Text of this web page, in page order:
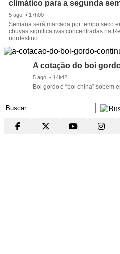
climático para a segunda
5 ago. • 17h00
Semana será marcada por tempo seco
chuvas significativas concentradas na
nordestino.
A cotação do boi
5 ago. • 14h42
Boi gordo e “boi china” sobem